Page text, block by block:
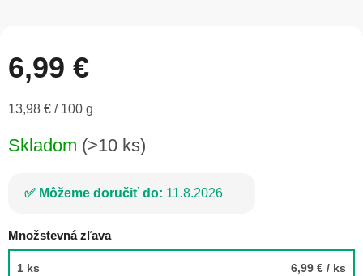
6,99 €
Jednotková
13,98 € / 100 g
Skladom (>10 ks)
Môžeme doručiť do: 11.8.2026
Množstevná zľava
1 ks 6,99 € / ks